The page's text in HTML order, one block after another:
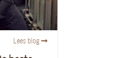
Lees blog